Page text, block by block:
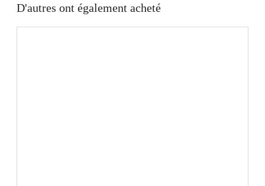
D'autres ont également acheté